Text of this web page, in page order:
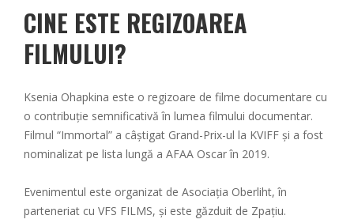
CINE ESTE REGIZOAREA
FILMULUI?
Ksenia Ohapkina este o regizoare de filme documentare cu
o contribuție semnificativă în lumea filmului documentar.
Filmul “Immortal” a câștigat Grand-Prix-ul la KVIFF și a fost
nominalizat pe lista lungă a AFAA Oscar în 2019.
Evenimentul este organizat de Asociația Oberliht, în
parteneriat cu VFS FILMS, și este găzduit de Zpațiu.